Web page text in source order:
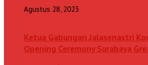
Agustus 28, 2023
Ketua Gabungan Jalasenastri
Opening Ceremony Surabaya